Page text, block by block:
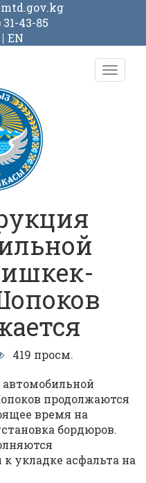
43-85
EN
Toggle
419 просм.
продолжаются
время на
бордюров.
укладке асфальта на